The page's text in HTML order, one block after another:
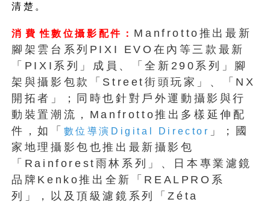
清楚。
消費性數位攝影配件： Manfrotto推出最新
腳架雲台系列PIXI EVO在內等三款最新
「PIXI系列」成員、「全新290系列」腳
架與攝影包款「Street街頭玩家」、「NX
開拓者」；同時也針對戶外運動攝影與行
動裝置潮流，Manfrotto推出多樣延伸配
件，如「 數位導演Digital Director 」；國
家地理攝影包也推出最新攝影包
「Rainforest雨林系列」、日本專業濾鏡
品牌Kenko推出全新「REALPRO系
列」，以及頂級濾鏡系列「Zéta